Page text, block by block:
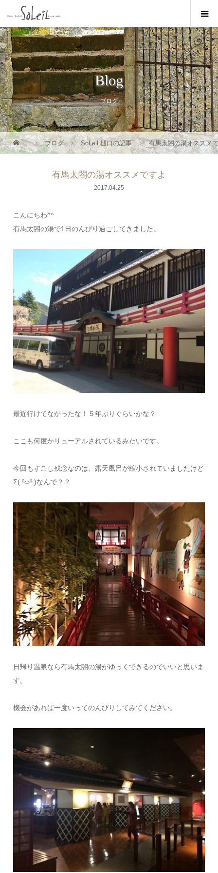
Blog
ブログ
ブログ SoLeiL樋口の記事 有馬太閤の湯オススメ
有馬太閤の湯オススメですよ
2017.04.25
こんにちわ^^
有馬太閤の湯で1日のんびり過ごしてきました。
最近行けてなかったな！５年ぶりぐらいかな？
ここも何度かリューアルされているみたいです。
今回もすこし残念なのは、露天風呂が縮小されていましたけど
Σ( ºωº )なんで？？
日帰り温泉なら有馬太閤の湯がゆっくできるのでいいと思いま
す。
機会があれば一度いってのんびりしてみてください。